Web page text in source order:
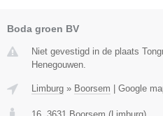
Boda groen BV
Niet gevestigd in de plaats
Henegouwen.
Limburg » Boorsem Google